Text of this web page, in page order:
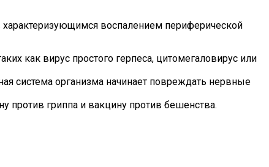
воспалением периферической
как вирус простого герпеса, цитомегаловирус или
система организма начинает повреждать нервные
гриппа и вакцину против бешенства.